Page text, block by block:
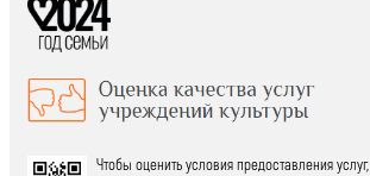
Чтобы оценить условия предоставления услуг,